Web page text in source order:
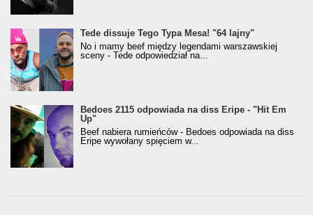
Tede dissuje Tego Typa Mesa! "64 lajny"
No i mamy beef między legendami warszawskiej
sceny - Tede odpowiedział na...
Bedoes 2115 odpowiada na diss Eripe - "Hit Em
Up"
Beef nabiera rumieńców - Bedoes odpowiada na diss
Eripe wywołany spięciem w...